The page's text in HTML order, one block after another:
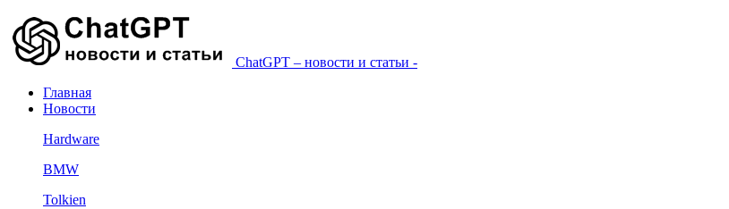
ChatGPT – новости и статьи -
Главная
Новости
Hardware
BMW
Tolkien